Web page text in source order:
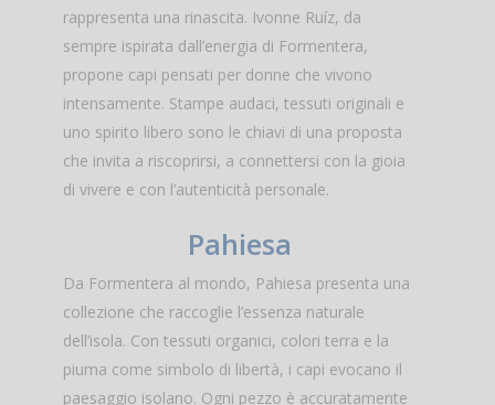
rappresenta una rinascita. Ivonne Ruíz, da
sempre ispirata dall’energia di Formentera,
propone capi pensati per donne che vivono
intensamente. Stampe audaci, tessuti originali e
uno spirito libero sono le chiavi di una proposta
che invita a riscoprirsi, a connettersi con la gioia
di vivere e con l’autenticità personale.
Pahiesa
Da Formentera al mondo, Pahiesa presenta una
collezione che raccoglie l’essenza naturale
dell’isola. Con tessuti organici, colori terra e la
piuma come simbolo di libertà, i capi evocano il
paesaggio isolano. Ogni pezzo è accuratamente